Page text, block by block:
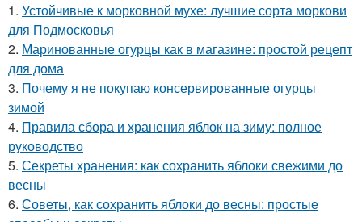
1. Устойчивые к морковной мухе: лучшие сорта моркови
для Подмосковья
2. Маринованные огурцы как в магазине: простой рецепт
для дома
3. Почему я не покупаю консервированные огурцы
зимой
4. Правила сбора и хранения яблок на зиму: полное
руководство
5. Секреты хранения: как сохранить яблоки свежими до
весны
6. Советы, как сохранить яблоки до весны: простые